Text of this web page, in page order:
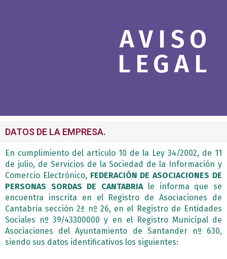
AVISO
LEGAL
DATOS DE LA EMPRESA.
En cumplimiento del artículo 10 de la Ley 34/2002, de 11
de julio, de Servicios de la Sociedad de la Información y
Comercio Electrónico, FEDERACIÓN DE ASOCIACIONES DE
PERSONAS SORDAS DE CANTABRIAle informa que se
encuentra inscrita en el Registro de Asociaciones de
Cantabria sección 2ª nº 26, en el Registro de Entidades
Sociales nº 39/43300000 y en el Registro Municipal de
Asociaciones del Ayuntamiento de Santander nº 630,
siendo sus datos identificativos los siguientes: